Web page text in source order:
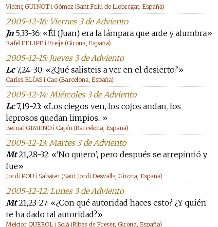
Vicenç GUINOT i Gómez (Sant Feliu de Llobregat, España)
2005-12-16: Viernes 3 de Adviento
Jn5,33-36: «Él (Juan) era la lámpara que arde y alumbra»
Rafel FELIPE i Freije (Girona, España)
2005-12-15: Jueves 3 de Adviento
Lc7,24-30: «¿Qué salisteis a ver en el desierto?»
Carles ELÍAS i Cao (Barcelona, España)
2005-12-14: Miércoles 3 de Adviento
Lc7,19-23: «Los ciegos ven, los cojos andan, los
leprosos quedan limpios...»
Bernat GIMENO i Capín (Barcelona, España)
2005-12-13: Martes 3 de Adviento
Mt21,28-32: «‘No quiero’, pero después se arrepintió y
fue»
Jordi POU i Sabater (Sant Jordi Desvalls, Girona, España)
2005-12-12: Lunes 3 de Adviento
Mt21,23-27: «¿Con qué autoridad haces esto? ¿Y quién
te ha dado tal autoridad?»
Melcior QUEROL i Solà (Ribes de Freser, Girona, España)